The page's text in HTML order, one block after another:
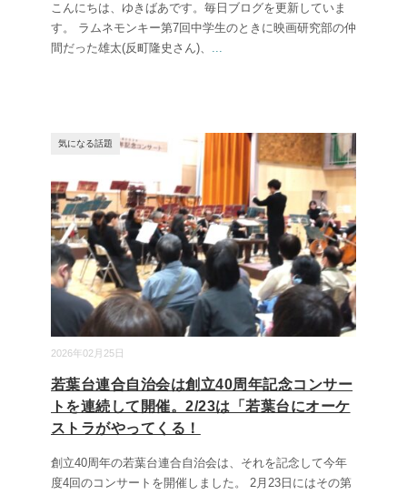
こんにちは、ゆきばあです。毎日ブログを更新していま
す。 ラムネモンキー第7回中学生のときに映画研究部の仲
間だった雄太(反町隆史さん)、 ...
2026年02月25日
気になる話題
若葉台連合自治会は創立40周年記念コンサー
トを連続して開催。2/23は「若葉台にオーケ
ストラがやってくる！
創立40周年の若葉台連合自治会は、それを記念して今年
度4回のコンサートを開催しました。 2月23日にはその第